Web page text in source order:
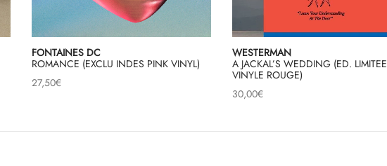
FONTAINES DC
ROMANCE (EXCLU INDES PINK VINYL)
27,50€
WESTERMAN
A JACKAL’S WEDDING (ED. LIMITEE
VINYLE ROUGE)
30,00€